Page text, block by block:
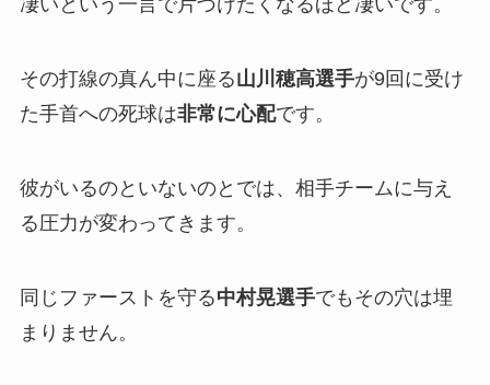
凄いという一言で片づけたくなるほど凄いです。
その打線の真ん中に座る山川穂高選手が9回に受け
た手首への死球は非常に心配です。
彼がいるのといないのとでは、相手チームに与え
る圧力が変わってきます。
同じファーストを守る中村晃選手でもその穴は埋
まりません。